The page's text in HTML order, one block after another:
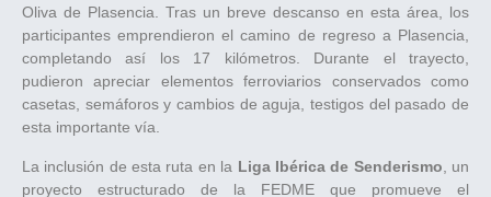
Oliva de Plasencia. Tras un breve descanso en esta área, los
participantes emprendieron el camino de regreso a Plasencia,
completando así los 17 kilómetros. Durante el trayecto,
pudieron apreciar elementos ferroviarios conservados como
casetas, semáforos y cambios de aguja, testigos del pasado de
esta importante vía.
La inclusión de esta ruta en la Liga Ibérica de Senderismo , un
proyecto estructurado de la FEDME que promueve el